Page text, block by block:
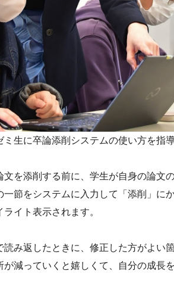
ミ生に卒論添削システムの使い方を指
文を添削する前に、学生が自身の論文
節をシステムに入力して「添削」に
イト表示されます。
み返したときに、修正した方がよい
減っていくと嬉しくて、自分の成長